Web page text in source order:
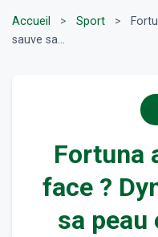
Accueil > Sport >
sauve sa...
Fortuna
face ?
sa peau